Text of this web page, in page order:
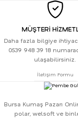
MÜŞTERİ
Daha fazla bilgiye
0539 948 39 18
ulaşabilirsiniz.
İletişim Formu
Bursa Kumaş Pazarı
polar, welsoft ve